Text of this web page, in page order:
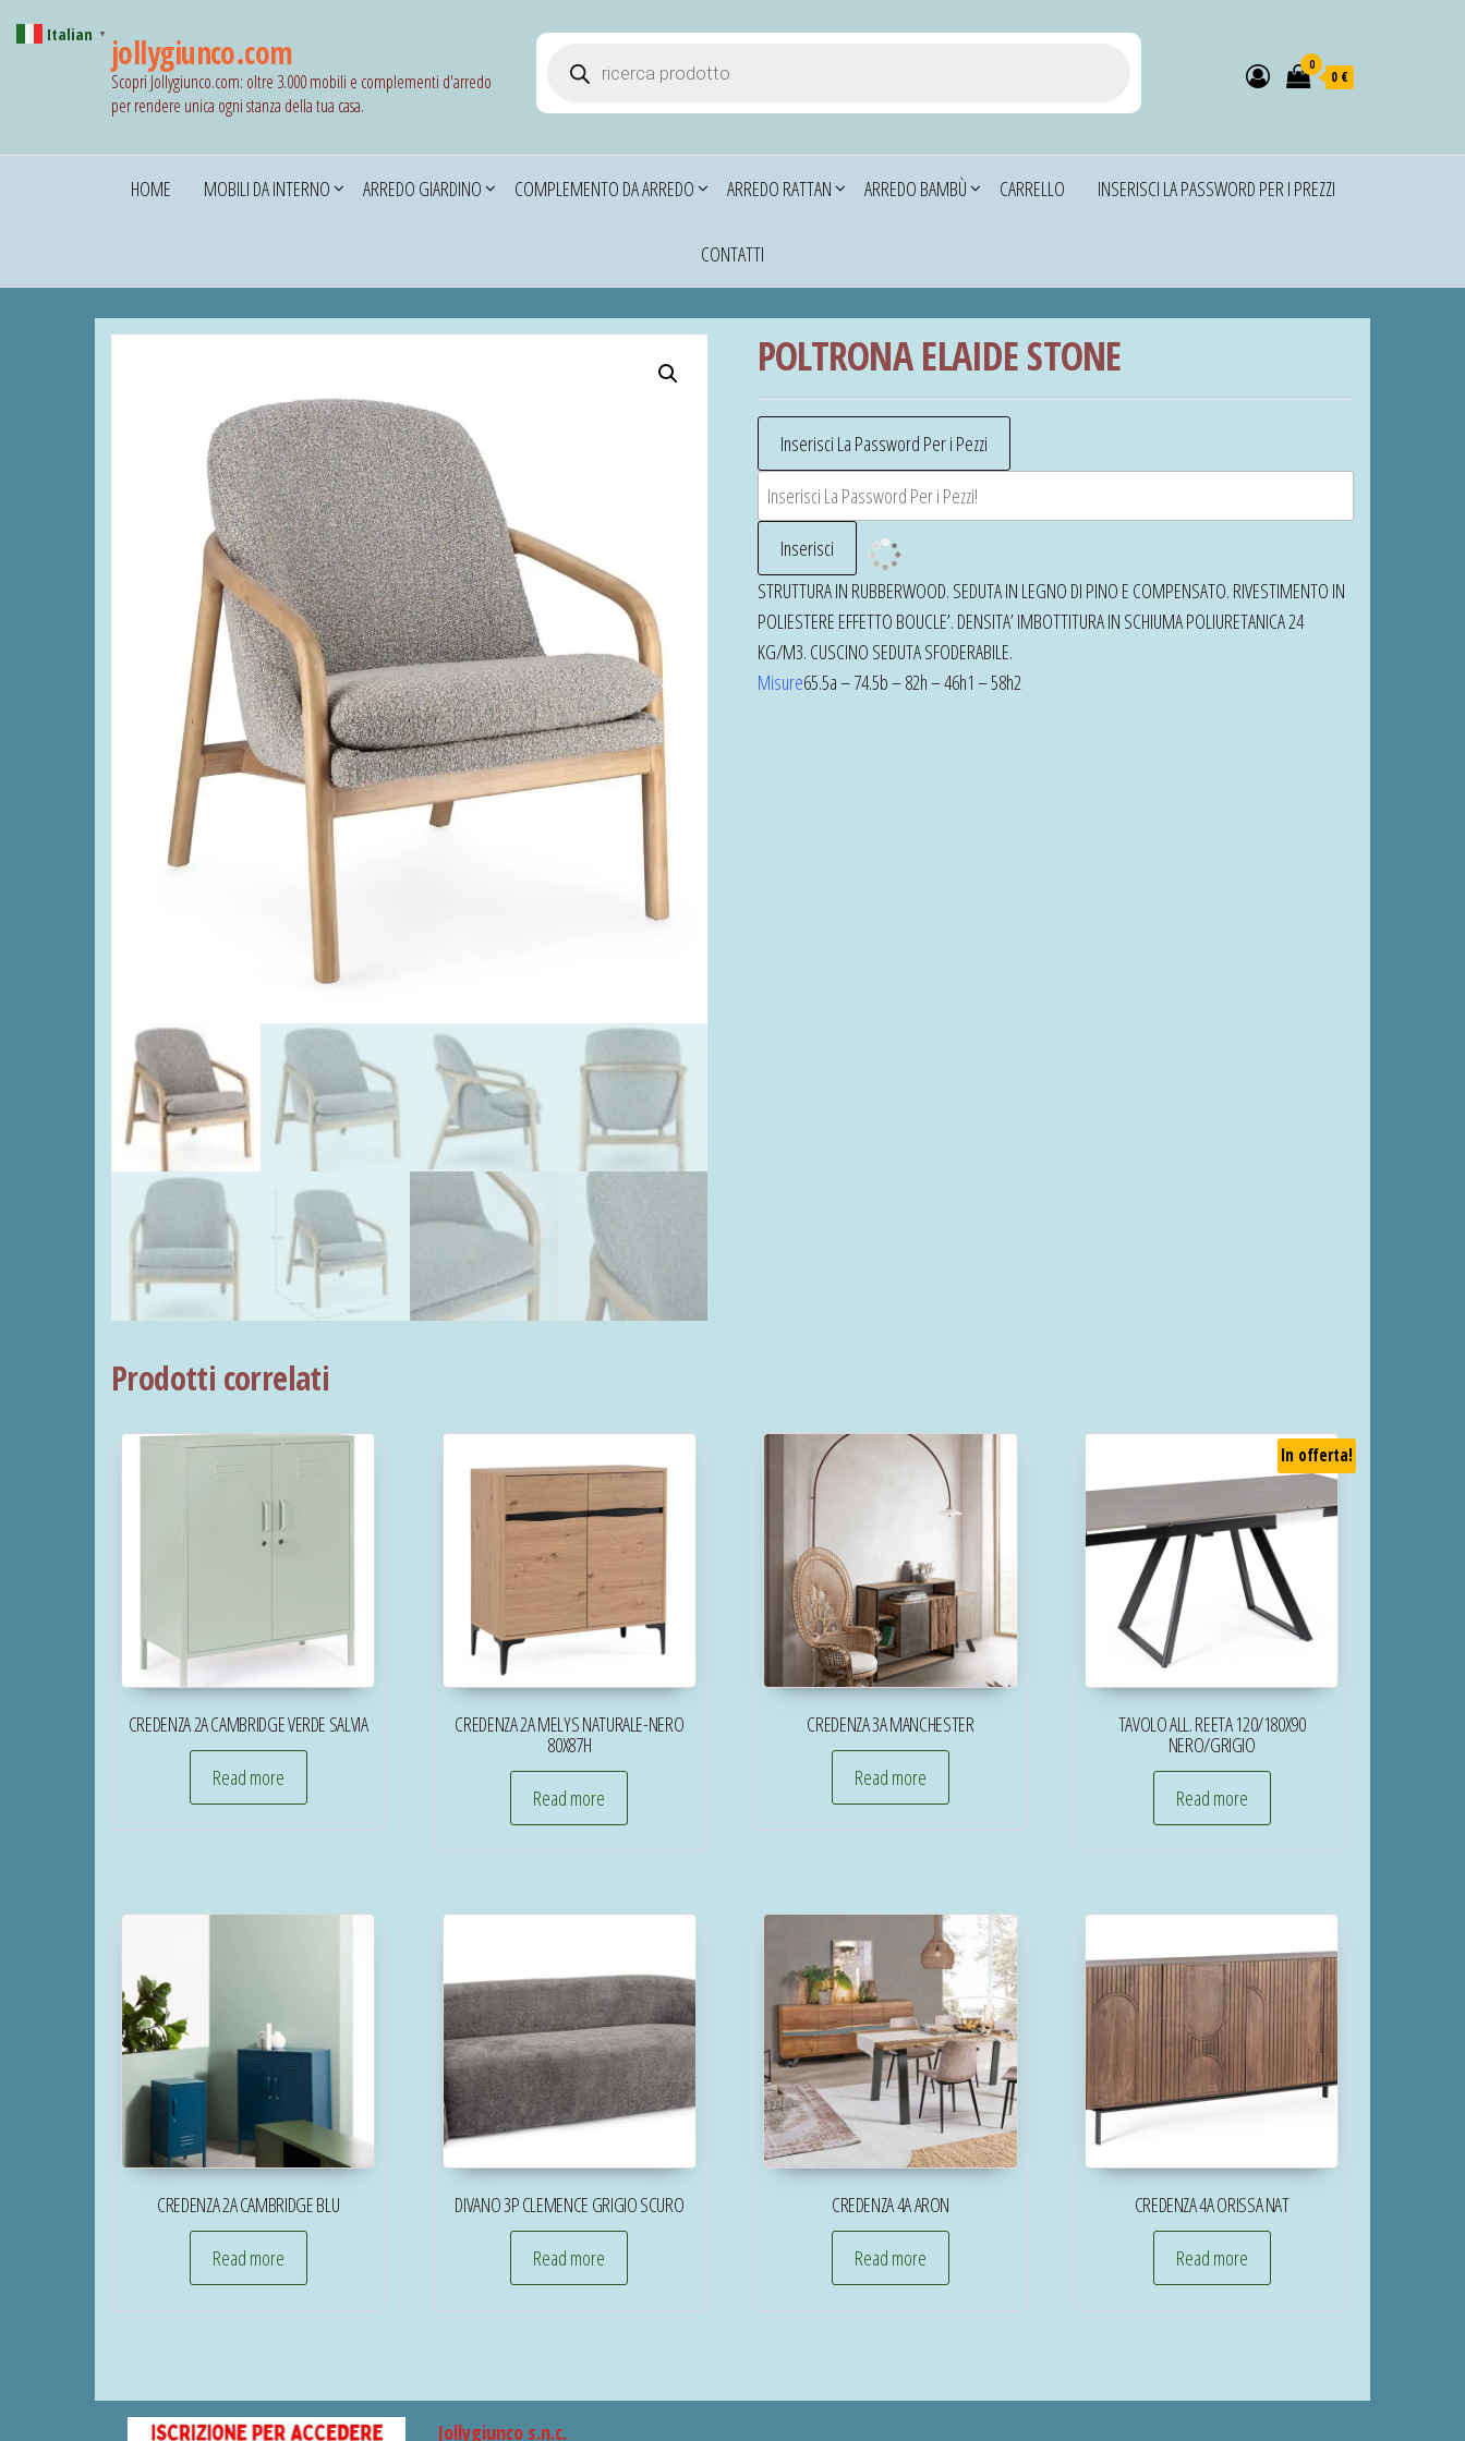
jollygiunco.com
Scopri Jollygiunco.com: oltre 3.000 mobili e complementi d'arredo
per rendere unica ogni stanza della tua casa.
0
0 €
HOME MOBILI DA INTERNO ARREDO GIARDINO COMPLEMENTO DA ARREDO ARREDO RATTAN ARREDO BAMBÙ CARRELLO INSERISCI LA PASSWORD PER I PREZZI
CONTATTI
POLTRONA ELAIDE STONE
STRUTTURA IN RUBBERWOOD. SEDUTA IN LEGNO DI PINO E COMPENSATO. RIVESTIMENTO IN
POLIESTERE EFFETTO BOUCLE’. DENSITA’ IMBOTTITURA IN SCHIUMA POLIURETANICA 24
KG/M3. CUSCINO SEDUTA SFODERABILE.
Misure65.5a – 74.5b – 82h – 46h1 – 58h2
Prodotti correlati
CREDENZA 2A CAMBRIDGE VERDE SALVIA
Read more
CREDENZA 2A MELYS NATURALE-NERO
80X87H
Read more
CREDENZA 3A MANCHESTER
Read more
In offerta!
TAVOLO ALL. REETA 120/180X90
NERO/GRIGIO
Read more
CREDENZA 2A CAMBRIDGE BLU
Read more
DIVANO 3P CLEMENCE GRIGIO SCURO
Read more
CREDENZA 4A ARON
Read more
CREDENZA 4A ORISSA NAT
Read more
Jollygiunco s.n.c.
Italian ▼